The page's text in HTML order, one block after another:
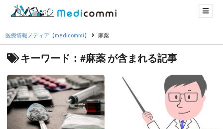
医療情報メディア【medicommi】 麻薬
キーワード：#麻薬 が含まれる記事